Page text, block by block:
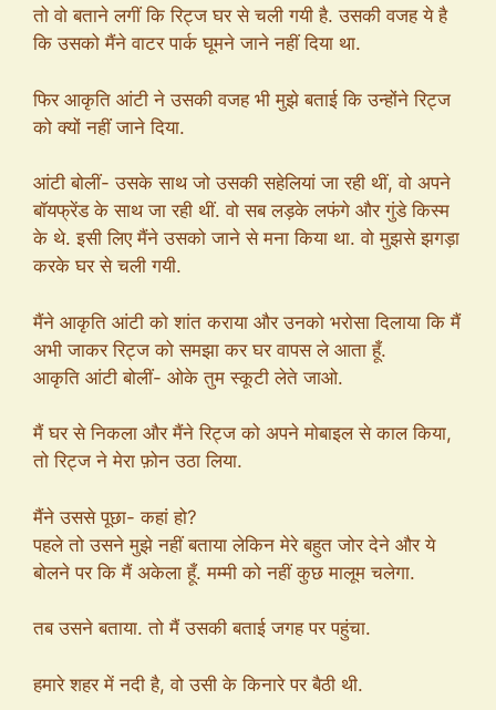
तो वो बताने लगीं कि रिट्ज घर से चली गयी है. उसकी वजह ये है
कि उसको मैंने वाटर पार्क घूमने जाने नहीं दिया था.
फिर आकृति आंटी ने उसकी वजह भी मुझे बताई कि उन्होंने रिट्ज
को क्यों नहीं जाने दिया.
आंटी बोलीं- उसके साथ जो उसकी सहेलियां जा रही थीं, वो अपने
बॉयफ्रेंड के साथ जा रही थीं. वो सब लड़के लफंगे और गुंडे किस्म
के थे. इसी लिए मैंने उसको जाने से मना किया था. वो मुझसे झगड़ा
करके घर से चली गयी.
मैंने आकृति आंटी को शांत कराया और उनको भरोसा दिलाया कि मैं
अभी जाकर रिट्ज को समझा कर घर वापस ले आता हूँ.
आकृति आंटी बोलीं- ओके तुम स्कूटी लेते जाओ.
मैं घर से निकला और मैंने रिट्ज को अपने मोबाइल से काल किया,
तो रिट्ज ने मेरा फ़ोन उठा लिया.
मैंने उससे पूछा- कहां हो?
पहले तो उसने मुझे नहीं बताया लेकिन मेरे बहुत जोर देने और ये
बोलने पर कि मैं अकेला हूँ. मम्मी को नहीं कुछ मालूम चलेगा.
तब उसने बताया. तो मैं उसकी बताई जगह पर पहुंचा.
हमारे शहर में नदी है, वो उसी के किनारे पर बैठी थी.